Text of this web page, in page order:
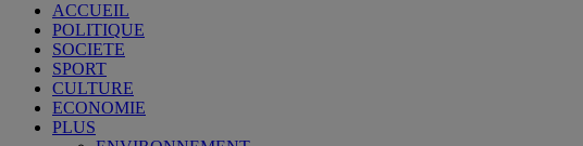
ACCUEIL
POLITIQUE
SOCIETE
SPORT
CULTURE
ECONOMIE
PLUS